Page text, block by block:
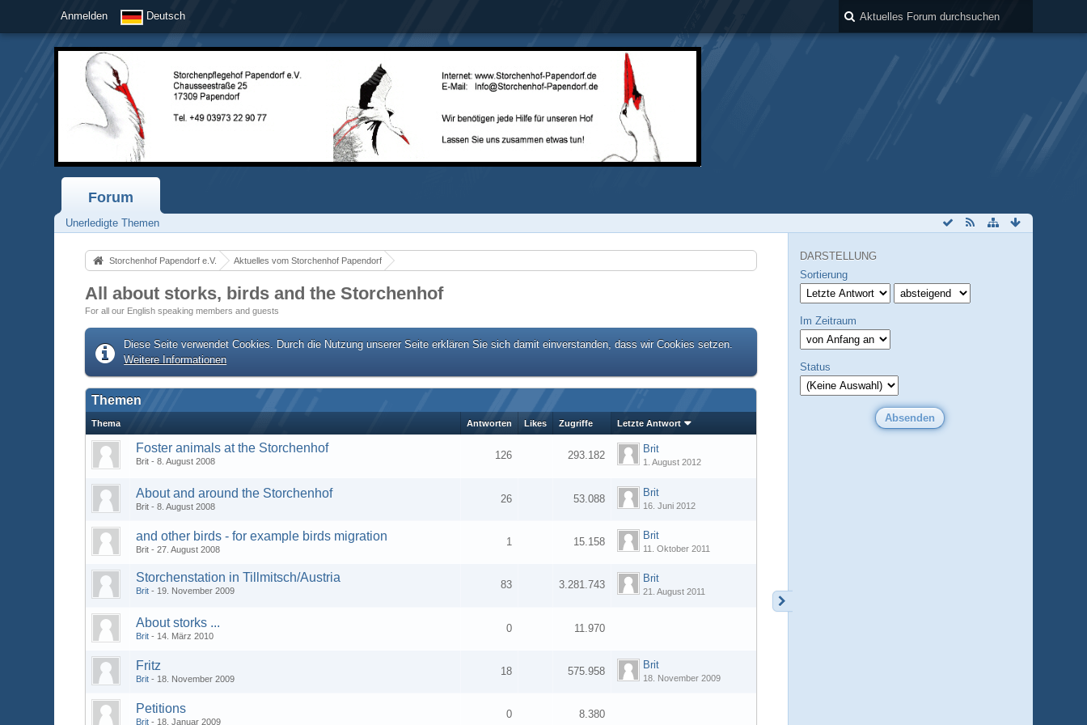
Anmelden Deutsch
Forum
Unerledigte Themen
Storchenhof Papendorf e.V. Aktuelles vom Storchenhof Papendorf
All about storks, birds and the Storchenhof
For all our English speaking members and guests
Diese Seite verwendet Cookies. Durch die Nutzung unserer Seite erklären Sie sich damit einverstanden, dass wir Cookies setzen.
Weitere Informationen
Themen
Thema Antworten Likes Zugriffe Letzte Antwort
Foster animals at the Storchenhof
Brit 8. August 2008 126 293.182
Brit
1. August 2012
About and around the Storchenhof
Brit 8. August 2008
26 53.088
Brit
16. Juni 2012
and other birds - for example birds migration
Brit 27. August 2008
1 15.158
Brit
11. Oktober 2011
Storchenstation in Tillmitsch/Austria
Brit 19. November 2009 83 3.281.743
Brit
21. August 2011
About storks ...
Brit 14. März 2010
0 11.970
Fritz
Brit 18. November 2009
18 575.958
Brit
18. November 2009
Petitions
Brit 18. Januar 2009
0 8.380
DARSTELLUNG
Sortierung
Im Zeitraum
Status